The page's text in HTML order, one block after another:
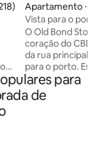
avaliação média de
Apartamento ⋅
Vista para o porto
O Old Bond Store
coração do CBD,
da rua principal,
para o porto.
de um quarto,
é necessário
e uma cama
para
de